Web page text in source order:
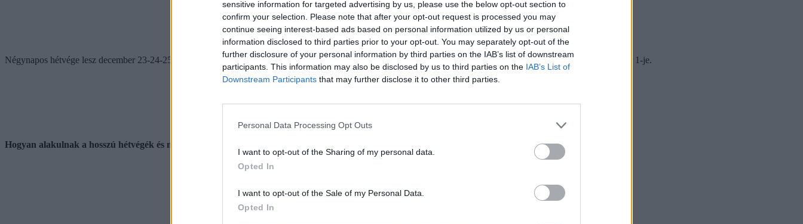
sensitive information for targeted advertising by us, please use the below opt-out section to
confirm your selection. Please note that after your opt-out request is processed you may
continue seeing interest-based ads based on personal information utilized by us or personal
information disclosed to third parties prior to your opt-out. You may separately opt-out of the
further disclosure of your personal information by third parties on the IAB’s list of downstream
participants. This information may also be disclosed by us to third parties on the IAB’s List of
Downstream Participants that may further disclose it to other third parties.
Personal Data Processing Opt Outs
I want to opt-out of the Sharing of my personal data.
Opted In
I want to opt-out of the Sale of my Personal Data.
Opted In
Négynapos hétvége lesz december 23-24-25 és 26 (szombat, vasárnap, hétfő, kedd), újévkor pedig háromnapos hétvége lesz 2023. december 30-31, majd 2024. január 1-je.
Hogyan alakulnak a hosszú hétvégék és munkaszüneti napok 2024-ben?